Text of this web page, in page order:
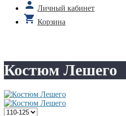
Личный кабинет
Корзина
Костюм Лешего